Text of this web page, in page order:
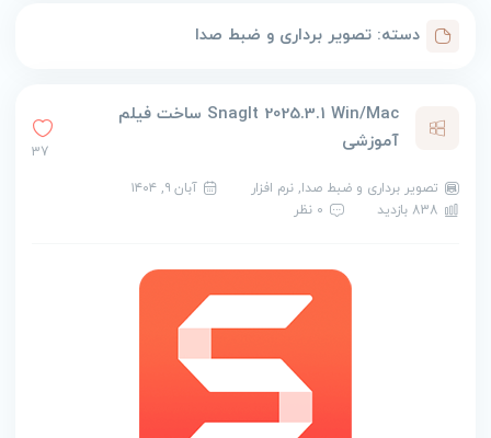
دسته: تصویر برداری و ضبط صدا
SnagIt 2025.3.1 Win/Mac ساخت فیلم
آموزشی
37
تصویر برداری و ضبط صدا, نرم افزار
آبان ۹, ۱۴۰۴
838 بازدید
0 نظر